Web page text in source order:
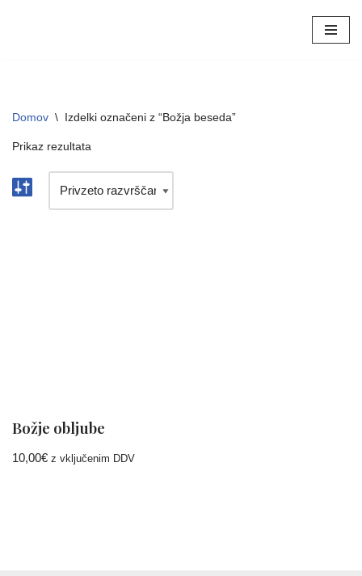
Domov \ Izdelki označeni z “Božja beseda”
Prikaz rezultata
Božje obljube
10,00€ z vključenim DDV